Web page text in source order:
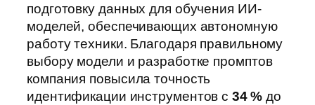
подготовку данных для обучения ИИ-
моделей, обеспечивающих автономную
работу техники. Благодаря правильному
выбору модели и разработке промптов
компания повысила точность
идентификации инструментов с34 %до